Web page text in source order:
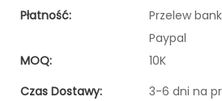
Płatność:
Przelew
Paypal
MOQ:
10K
Czas Dostawy:
3-6 dni na